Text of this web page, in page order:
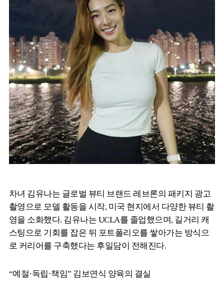
차녀 김유나는 글로벌 뷰티 브랜드 레브론의 패키지 광고
촬영으로 모델 활동을 시작, 미국 현지에서 다양한 뷰티 촬
영을 소화했다. 김유나는 UCLA를 졸업했으며, 길거리 캐
스팅으로 기회를 잡은 뒤 포트폴리오를 쌓아가는 방식으
로 커리어를 구축했다는 후일담이 전해진다.
“예절·독립·책임” 김보연식 양육의 결실